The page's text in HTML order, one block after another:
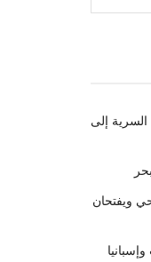
إلى
ويفتحان